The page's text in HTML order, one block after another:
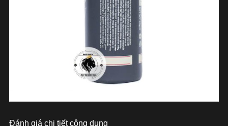
Đánh giá chi tiết công dụng